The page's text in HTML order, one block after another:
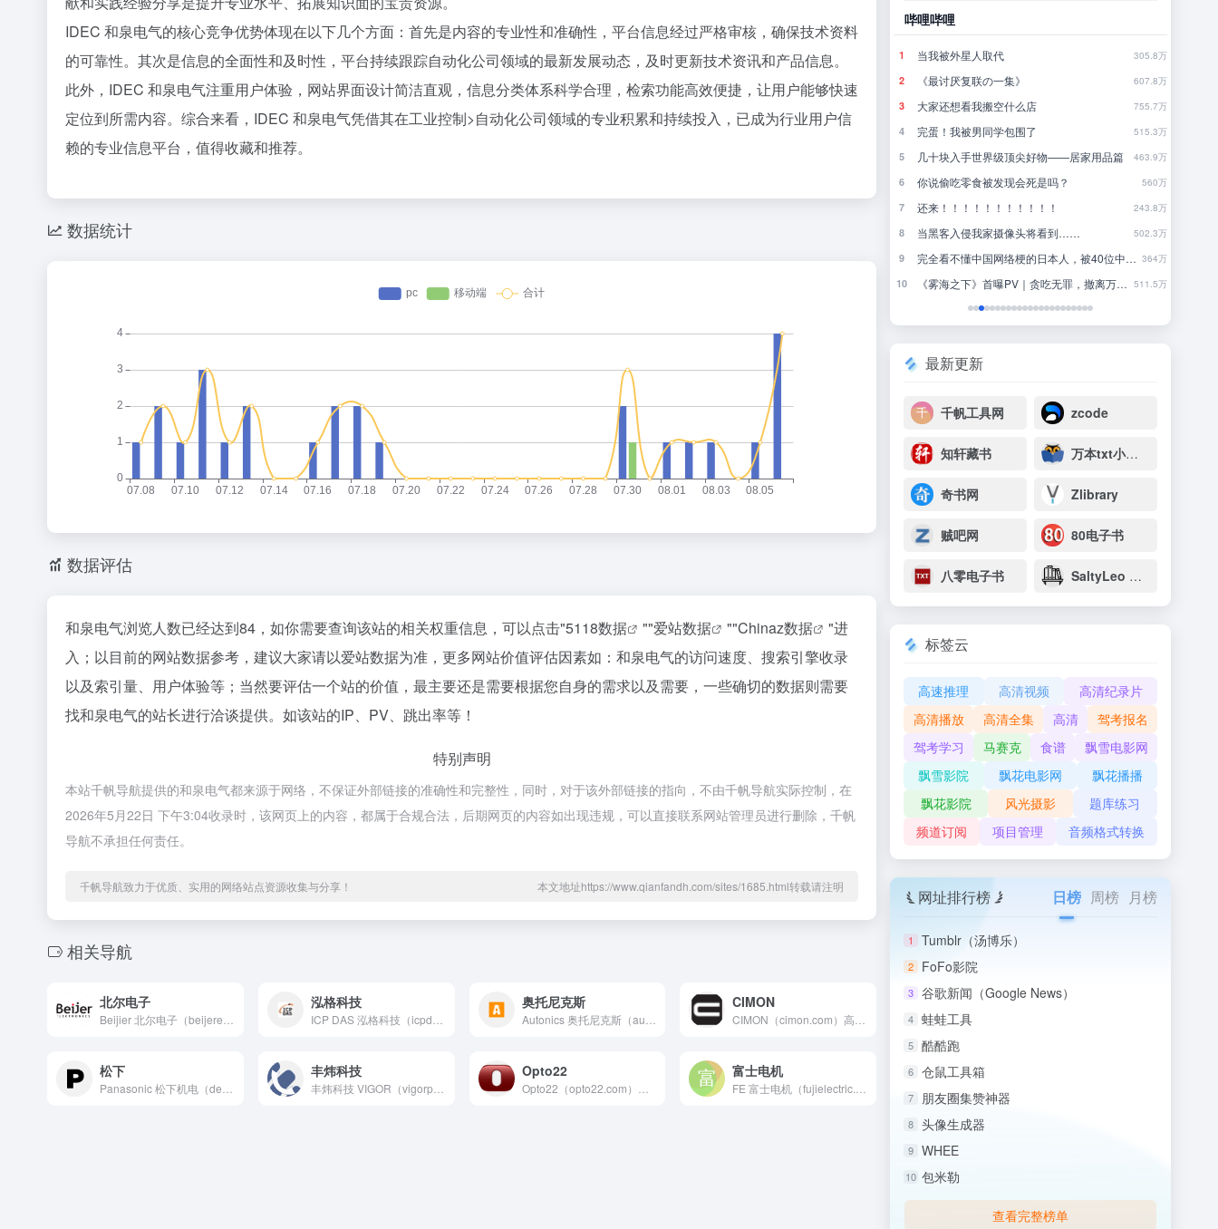
IDEC 和泉电气的核心竞争优势体现在以下几个方面：首先是内容的专业性和准确性，平台信息经过严格审核，确保技术资料
的可靠性。其次是信息的全面性和及时性，平台持续跟踪自动化公司领域的最新发展动态，及时更新技术资讯和产品信息。
此外，IDEC 和泉电气注重用户体验，网站界面设计简洁直观，信息分类体系科学合理，检索功能高效便捷，让用户能够快速
定位到所需内容。综合来看，IDEC 和泉电气凭借其在工业控制>自动化公司领域的专业积累和持续投入，已成为行业用户信
赖的专业信息平台，值得收藏和推荐。
数据统计
数据评估
和泉电气浏览人数已经达到84，如你需要查询该站的相关权重信息，可以点击"5118数据 ""爱站数据 ""Chinaz数据
"进
入；以目前的网站数据参考，建议大家请以爱站数据为准，更多网站价值评估因素如：和泉电气的访问速度、搜索引擎收录
以及索引量、用户体验等；当然要评估一个站的价值，最主要还是需要根据您自身的需求以及需要，一些确切的数据则需要
找和泉电气的站长进行洽谈提供。如该站的IP、PV、跳出率等！
特别声明
本站千帆导航提供的和泉电气都来源于网络，不保证外部链接的准确性和完整性，同时，对于该外部链接的指向，不由千帆导航实际控制，在
2026年5月22日 下午3:04收录时，该网页上的内容，都属于合规合法，后期网页的内容如出现违规，可以直接联系网站管理员进行删除，千帆
导航不承担任何责任。
千帆导航致力于优质、实用的网络站点资源收集与分享！ 本文地址https://www.qianfandh.com/sites/1685.html转载请注明
相关导航
北尔电子 泓格科技 奥托尼克斯 CIMON
松下 丰炜科技
丰炜科技 VIGOR（vigorplc.com）可编程控制器...
Opto22 富士电机
1 成本拉低100倍，梁文锋把Claude拉进“斩杀线” 58
2 8点1氪丨长鑫拒绝苹果压价，坚持报价高于三星电子、SK海力士；宇树科技开启科创板IPO初步询价；韩国宣布进入“国家灾难状态”
千万别随便跟 AI 掏心窝子，斯坦福研究揭露了一个扎心真相 5
1 如何把百年大党建设得更加坚强有力
“梅姨”已是老年人 死刑或适用受限
西方Z世代为何开始“粉”中国
哔哩哔哩
1 当我被外星人取代 305.8万
2 《最讨厌复联の一集》 607.8万
3 大家还想看我搬空什么店 755.7万
4 完蛋！我被男同学包围了 515.3万
5 几十块入手世界级顶尖好物——居家用品篇 463.9万
6 你说偷吃零食被发现会死是吗？ 560万
7 还来！！！！！！！！！！！ 243.8万
8 当黑客入侵我家摄像头将看到…… 502.3万
9 完全看不懂中国网络梗的日本人，被40位中国人一人一句写出了一首神曲 364万
10 《雾海之下》首曝PV｜贪吃无罪，撤离万岁！ 511.5万
最新更新
千帆工具网 zcode
知轩藏书 万本txt小说下载网
奇书网 Zlibrary
贼吧网 80电子书
八零电子书 SaltyLeo 的书架
标签云
高速推理 高清视频
高清纪录片
高清播放
高清全集 高清
驾考报名
驾考学习
马赛克 食谱
飘雪电影网
飘雪影院
飘花电影网
飘花播播
飘花影院
风光摄影
题库练习
频道订阅
项目管理 音频格式转换
网址排行榜 日榜 周榜 月榜
1 Tumblr（汤博乐）
2 FoFo影院
3 谷歌新闻（Google News）
4 蛙蛙工具
5 酷酷跑
6 仓鼠工具箱
7 朋友圈集赞神器
8 头像生成器
9 WHEE
10 包米勒
查看完整榜单